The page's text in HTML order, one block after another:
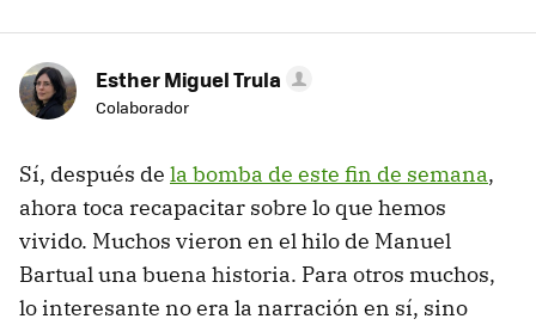
Esther Miguel Trula
Colaborador
Sí, después de la bomba de este fin de semana,
ahora toca recapacitar sobre lo que hemos
vivido. Muchos vieron en el hilo de Manuel
Bartual una buena historia. Para otros muchos,
lo interesante no era la narración en sí, sino